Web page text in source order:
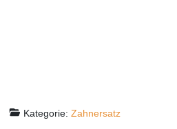
Kategorie:Zahnersatz